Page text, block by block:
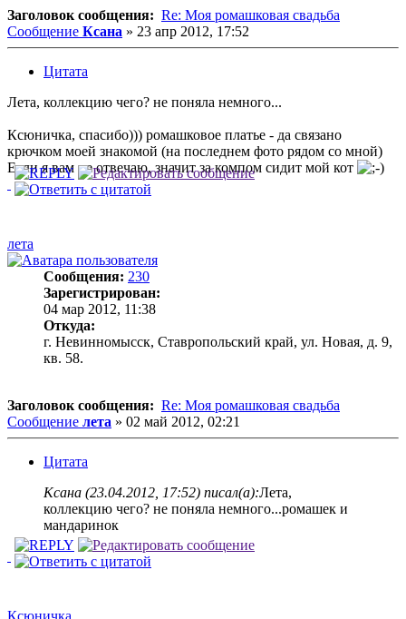
Заголовок сообщения: Re: Моя ромашковая свадьба
Сообщение Ксана » 23 апр 2012, 17:52
Цитата
Лета, коллекцию чего? не поняла немного...
Ксюничка, спасибо))) ромашковое платье - да связано
крючком моей знакомой (на последнем фото рядом со мной)
Если я вам не отвечаю, значит за компом сидит мой кот
лета
Сообщения: 230
Зарегистрирован:
04 мар 2012, 11:38
Откуда:
г. Невинномысск, Ставропольский край, ул. Новая, д. 9,
кв. 58.
Заголовок сообщения: Re: Моя ромашковая свадьба
Сообщение лета » 02 май 2012, 02:21
Цитата
Ксана (23.04.2012, 17:52) писал(а):Лета,
коллекцию чего? не поняла немного...ромашек и
мандаринок
Ксюничка